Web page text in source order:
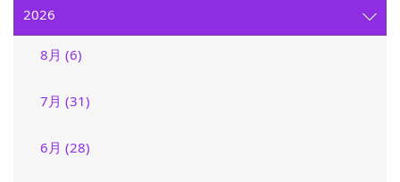
2026
8月 (6)
7月 (31)
6月 (28)